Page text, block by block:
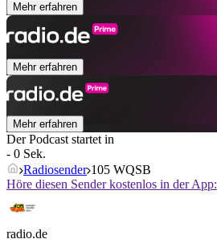
Mehr erfahren
Mehr erfahren
Mehr erfahren
Der Podcast startet in
- 0 Sek.
Radiosender 105 WQSB
Höre diesen Sender kostenlos in der App:
radio.de